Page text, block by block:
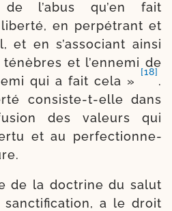
l’a­bus qu’en fait
liber­té, en per­pé­trant et
et en s’as­so­ciant ain­si
et l’en­ne­mi de
qui a fait cela »
[18]
.
consiste-​t-​elle dans
des valeurs qui
et au per­fec­tion­ne­
de la doc­trine du salut
a le droit